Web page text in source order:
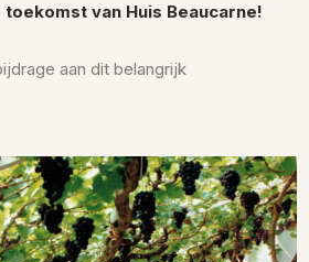
van Huis Beaucarne!
aan dit belangrijk